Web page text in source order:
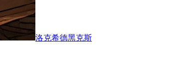
洛克希德黑克斯